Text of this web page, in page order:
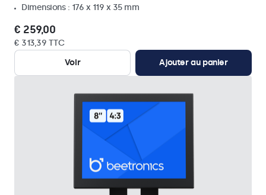
Dimensions : 176 x 119 x 35 mm
€ 259,00
€ 313,39 TTC
Voir
Ajouter au panier